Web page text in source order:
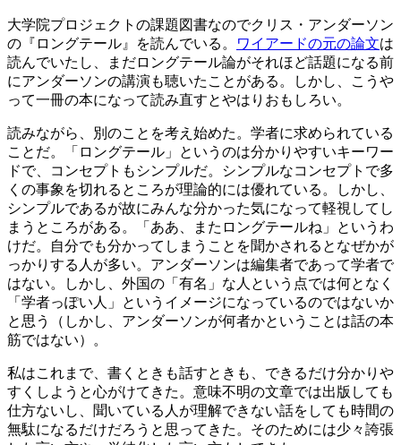
大学院プロジェクトの課題図書なのでクリス・アンダーソン
の『ロングテール』を読んでいる。
ワイアードの元の論文は
読んでいたし、まだロングテール論がそれほど話題になる前
にアンダーソンの講演も聴いたことがある。しかし、こうや
って一冊の本になって読み直すとやはりおもしろい。
読みながら、別のことを考え始めた。学者に求められている
ことだ。「ロングテール」というのは分かりやすいキーワー
ドで、コンセプトもシンプルだ。シンプルなコンセプトで多
くの事象を切れるところが理論的には優れている。しかし、
シンプルであるが故にみんな分かった気になって軽視してし
まうところがある。「ああ、またロングテールね」というわ
けだ。自分でも分かってしまうことを聞かされるとなぜかが
っかりする人が多い。アンダーソンは編集者であって学者で
はない。しかし、外国の「有名」な人という点では何となく
「学者っぽい人」というイメージになっているのではないか
と思う（しかし、アンダーソンが何者かということは話の本
筋ではない）。
私はこれまで、書くときも話すときも、できるだけ分かりや
すくしようと心がけてきた。意味不明の文章では出版しても
仕方ないし、聞いている人が理解できない話をしても時間の
無駄になるだけだろうと思ってきた。そのためには少々誇張